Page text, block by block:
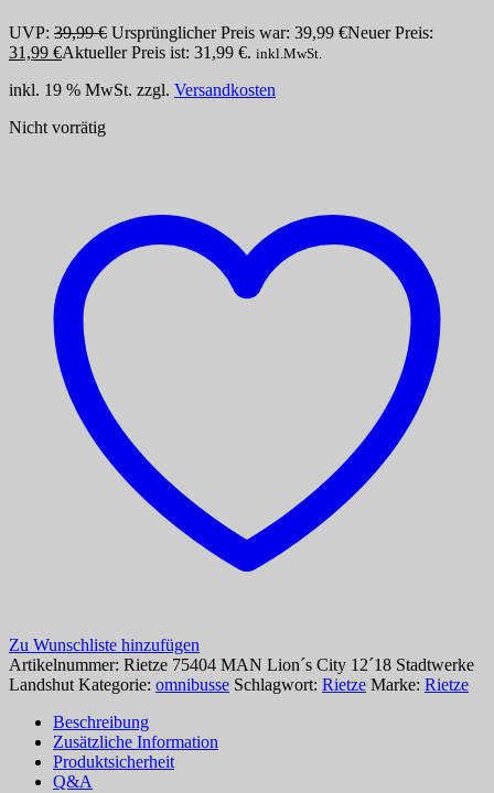
UVP: 39,99€ Ursprünglicher Preis war: 39,99 €Neuer Preis:
31,99 €Aktueller Preis ist: 31,99 €. inkl.MwSt.
inkl. 19 % MwSt. zzgl. Versandkosten
Nicht vorrätig
Zu Wunschliste hinzufügen
Artikelnummer: Rietze 75404 MAN Lion´s City 12´18 Stadtwerke
Landshut Kategorie: omnibusse Schlagwort: Rietze Marke: Rietze
Beschreibung
Zusätzliche Information
Produktsicherheit
Q&A